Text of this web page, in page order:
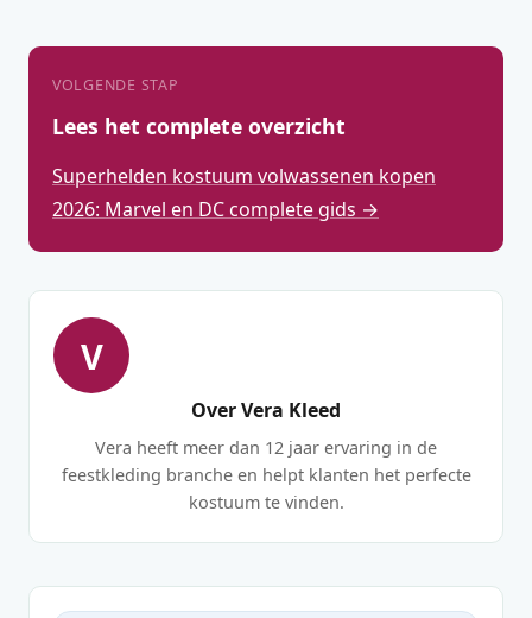
VOLGENDE STAP
Lees het complete overzicht
Superhelden kostuum volwassenen kopen
2026: Marvel en DC complete gids →
V
Over Vera Kleed
Vera heeft meer dan 12 jaar ervaring in de
feestkleding branche en helpt klanten het perfecte
kostuum te vinden.